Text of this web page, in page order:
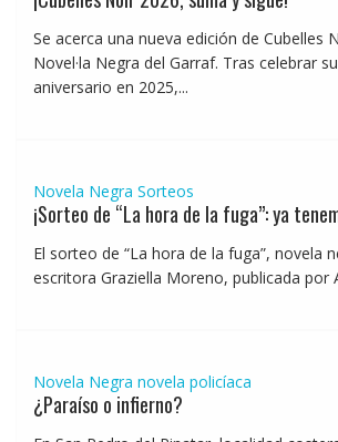
Se acerca una nueva edición de Cubelles
Novel·la Negra del Garraf. Tras celebrar
aniversario en 2025,...
Novela Negra Sorteos
¡Sorteo de “La hora de la fuga”: ya
El sorteo de “La hora de la fuga”, novela
escritora Graziella Moreno, publicada por
Novela Negra novela policíaca
¿Paraíso o infierno?